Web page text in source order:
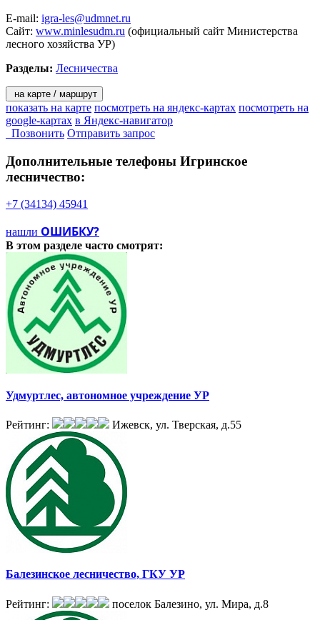
E-mail: igra-les@udmnet.ru
Сайт: www.minlesudm.ru (официальный сайт Министерства
лесного хозяйства УР)
Разделы: Лесничества
на карте / маршрут
показать на карте посмотреть на яндекс-картах посмотреть на
google-картах в Яндекс-навигатор
Позвонить Отправить запрос
Дополнительные телефоны Игринское
лесничество:
+7 (34134) 45941
нашли ОШИБКУ?
В этом разделе часто смотрят:
Удмуртлес, автономное учреждение УР
Рейтинг: Ижевск, ул. Тверская, д.55
Балезинское лесничество, ГКУ УР
Рейтинг: поселок Балезино, ул. Мира, д.8